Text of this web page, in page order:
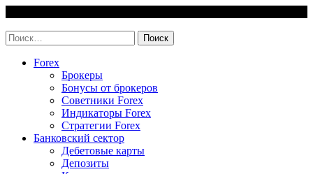
content
Найти:
Forex
Брокеры
Бонусы от брокеров
Советники Forex
Индикаторы Forex
Стратегии Forex
Банковский сектор
Дебетовые карты
Депозиты